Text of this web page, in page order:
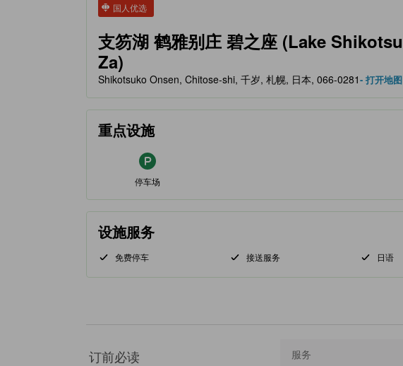
国人优选
支笏湖 鹤雅别庄 碧之座 (Lake
Za)
Shikotsuko Onsen, Chitose-shi, 千岁, 札幌, 日本, 066-0281- 打开地图
重点设施
停车场
设施服务
免费停车 接送服务 日语
订前必读 服务